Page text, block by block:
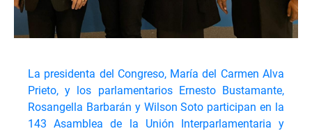
La presidenta del Congreso, María del Carmen Alva
Prieto, y los parlamentarios Ernesto Bustamante,
Rosangella Barbarán y Wilson Soto participan en la
143 Asamblea de la Unión Interparlamentaria y